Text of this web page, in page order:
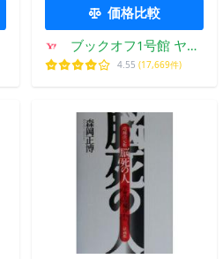
価格比較
ブックオフ1号館 ヤフ
ーショッピング店
4.55 (17,669件)